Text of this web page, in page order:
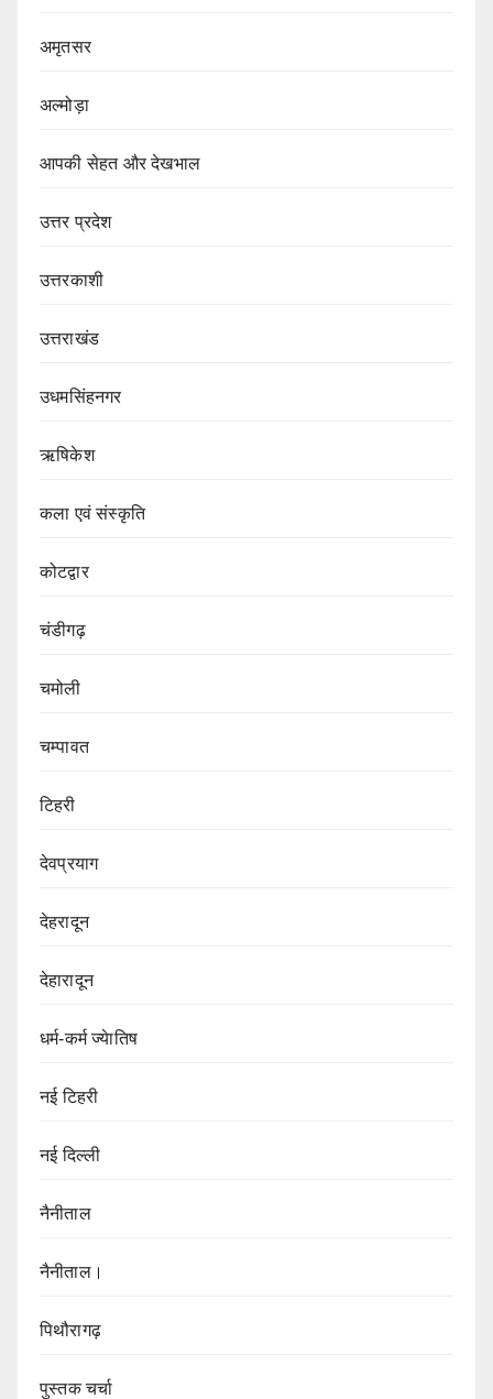
अमृतसर
अल्मोड़ा
आपकी सेहत और देखभाल
उत्तर प्रदेश
उत्तरकाशी
उत्तराखंड
उधमसिंहनगर
ऋषिकेश
कला एवं संस्कृति
कोटद्वार
चंडीगढ़
चमोली
चम्पावत
टिहरी
देवप्रयाग
देहरादून
देहारादून
धर्म-कर्म ज्येातिष
नई टिहरी
नई दिल्ली
नैनीताल
नैनीताल।
पिथौरागढ़
पुस्तक चर्चा